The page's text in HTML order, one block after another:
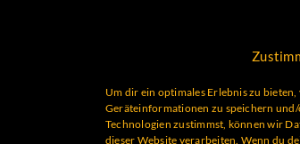
Um dir ein optimales Erlebnis zu
Geräteinformationen zu speichern
Technologien zustimmst, können wir
dieser Website verarbeiten. Wenn du